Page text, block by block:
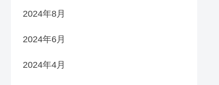
2024年8月
2024年6月
2024年4月